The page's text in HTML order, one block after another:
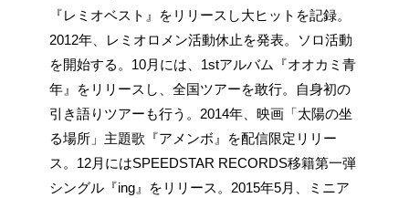
『レミオベスト』をリリースし大ヒットを記録。
2012年、レミオロメン活動休止を発表。ソロ活動
を開始する。10月には、1stアルバム『オオカミ青
年』をリリースし、全国ツアーを敢行。自身初の
引き語りツアーも行う。2014年、映画「太陽の坐
る場所」主題歌『アメンボ』を配信限定リリー
ス。12月にはSPEEDSTAR RECORDS移籍第一弾
シングル『ing』をリリース。2015年5月、ミニア